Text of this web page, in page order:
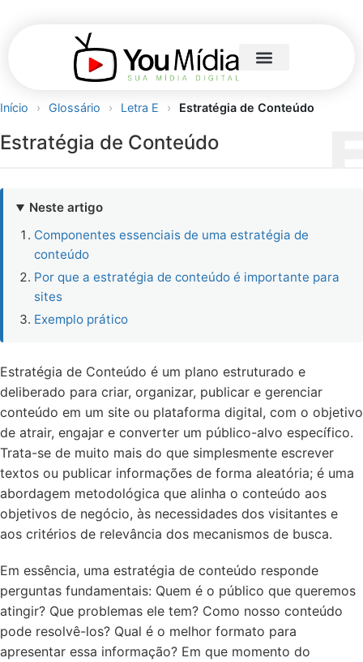
Início › Glossário › Letra E › Estratégia de Conteúdo
Estratégia de Conteúdo
Neste artigo
Componentes essenciais de uma estratégia de
conteúdo
Por que a estratégia de conteúdo é importante para
sites
Exemplo prático
Estratégia de Conteúdo é um plano estruturado e
deliberado para criar, organizar, publicar e gerenciar
conteúdo em um site ou plataforma digital, com o objetivo
de atrair, engajar e converter um público-alvo específico.
Trata-se de muito mais do que simplesmente escrever
textos ou publicar informações de forma aleatória; é uma
abordagem metodológica que alinha o conteúdo aos
objetivos de negócio, às necessidades dos visitantes e
aos critérios de relevância dos mecanismos de busca.
Em essência, uma estratégia de conteúdo responde
perguntas fundamentais: Quem é o público que queremos
atingir? Que problemas ele tem? Como nosso conteúdo
pode resolvê-los? Qual é o melhor formato para
apresentar essa informação? Em que momento do